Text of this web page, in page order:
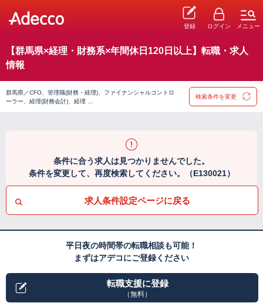
登録 ログイン メニュー
【群馬県×経理・財務系×年間休日120日以上】転職・求人
情報
群馬県／CFO、管理職(財務・経理)、ファイナンシャルコントロ
ーラー、経理(財務会計)、経理 …
検索条件を変更
条件に合う求人は見つかりませんでした。
条件を変更して、再度検索してください。（E130021）
求人条件設定ページに戻る
平日夜の時間帯の転職相談も可能！
まずはアデコにご登録ください
転職支援に登録
（無料）